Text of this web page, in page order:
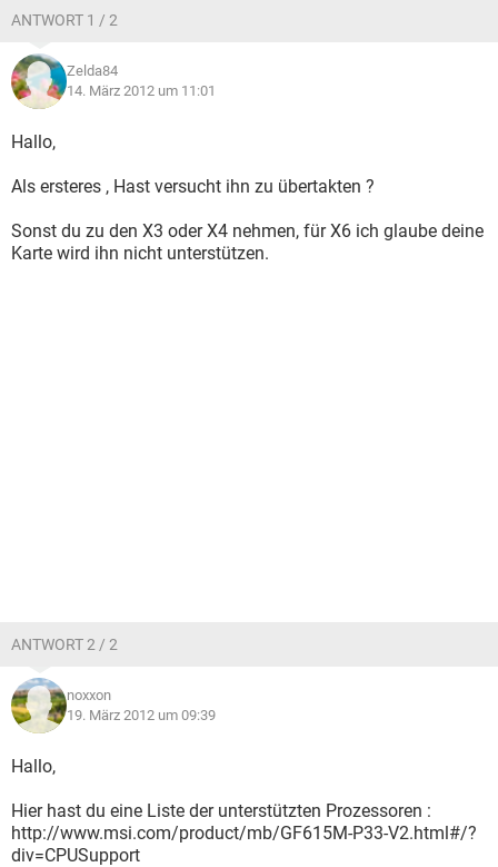
ANTWORT 1 / 2
Zelda84
14. März 2012 um 11:01
Hallo,
Als ersteres , Hast versucht ihn zu übertakten ?
Sonst du zu den X3 oder X4 nehmen, für X6 ich glaube deine
Karte wird ihn nicht unterstützen.
ANTWORT 2 / 2
noxxon
19. März 2012 um 09:39
Hallo,
Hier hast du eine Liste der unterstützten Prozessoren :
http://www.msi.com/product/mb/GF615M-P33-V2.html#/?
div=CPUSupport